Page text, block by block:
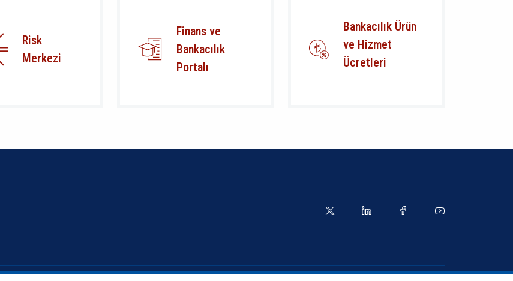
Risk
Merkezi
Finans ve
Bankacılık
Portalı
Bankacılık Ürün
ve Hizmet
Ücretleri